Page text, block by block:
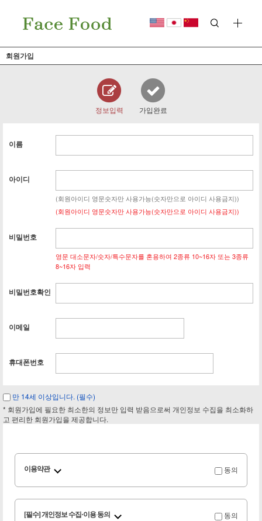
회원가입
정보입력 가입완료
이름
아이디
(회원아이디 영문숫자만 사용가능(숫자만으로 아이디 사용금지))
(회원아이디 영문숫자만 사용가능(숫자만으로 아이디 사용금지))
비밀번호
영문 대소문자/숫자/특수문자를 혼용하여 2종류 10~16자 또는 3종류
8~16자 입력
비밀번호확인
이메일
휴대폰번호
만 14세 이상입니다. (필수)
* 회원가입에 필요한 최소한의 정보만 입력 받음으로써 개인정보 수집을 최소화하
고 편리한 회원가입을 제공합니다.
이용약관 동의
[필수] 개인정보 수집·이용 동의 동의